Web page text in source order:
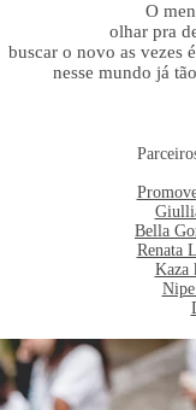
O
olhar pra
buscar o novo as vezes
nesse mundo já
Bella
Renata
Kaza